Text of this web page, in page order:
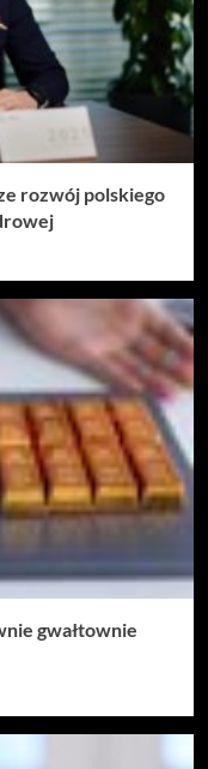
rozwój polskiego
gwałtownie